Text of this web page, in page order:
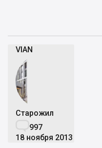
VIAN
Старожил
997
18 ноября 2013